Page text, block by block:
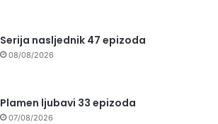
Serija nasljednik 47 epizoda
08/08/2026
Plamen ljubavi 33 epizoda
07/08/2026